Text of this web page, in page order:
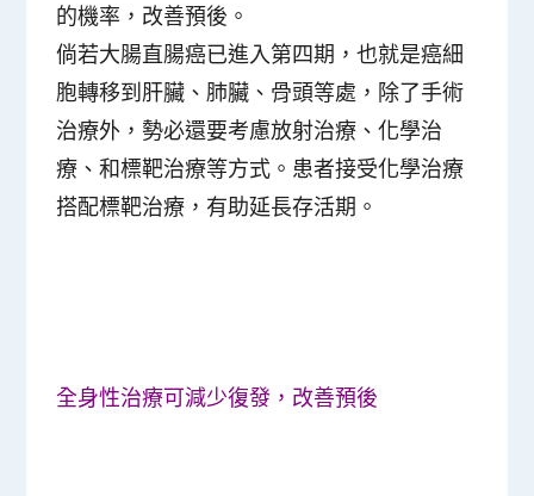
的機率，改善預後。
倘若大腸直腸癌已進入第四期，也就是癌細
胞轉移到肝臟、肺臟、骨頭等處，除了手術
治療外，勢必還要考慮放射治療、化學治
療、和標靶治療等方式。患者接受化學治療
搭配標靶治療，有助延長存活期。
全身性治療可減少復發，改善預後